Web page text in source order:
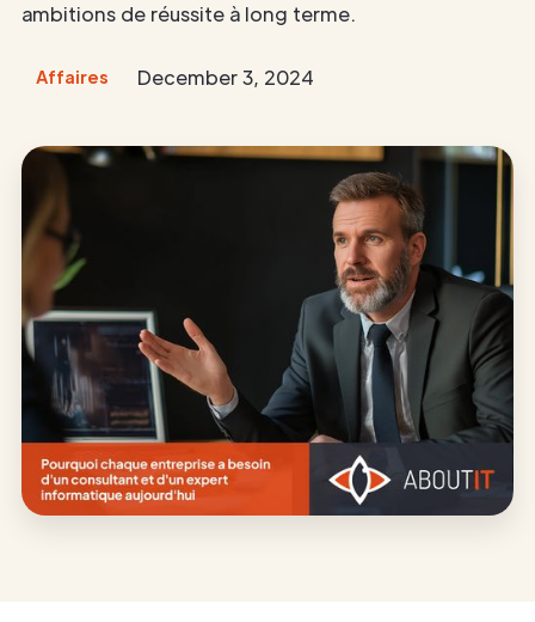
ambitions de réussite à long terme.
Affaires December 3, 2024